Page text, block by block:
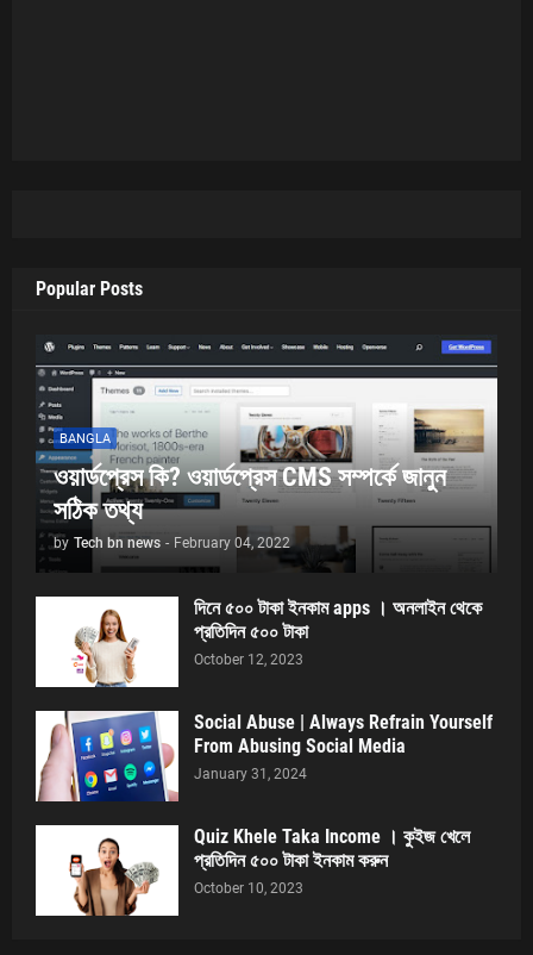
Popular Posts
BANGLA
ওয়ার্ডপ্রেস কি? ওয়ার্ডপ্রেস CMS সম্পর্কে জানুন
সঠিক তথ্য
by Tech bn news - February 04, 2022
দিনে ৫০০ টাকা ইনকাম apps । অনলাইন থেকে
প্রতিদিন ৫০০ টাকা
October 12, 2023
Social Abuse | Always Refrain Yourself
From Abusing Social Media
January 31, 2024
Quiz Khele Taka Income । কুইজ খেলে
প্রতিদিন ৫০০ টাকা ইনকাম করুন
October 10, 2023